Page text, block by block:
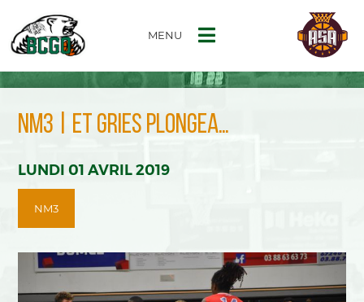
MENU
NM3 | ET GRIES PLONGEA…
LUNDI 01 AVRIL 2019
NM3